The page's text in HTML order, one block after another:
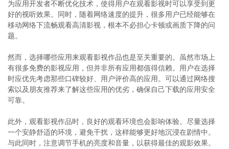
为应用开发者不断优化技术，使得用户在观看影视时可以享受到更
好的视听效果。同时，随着网络速度的提升，很多用户已经能够在
移动网络下流畅观看高清影视，根本不必担心卡顿或画质下降的问
题。
然而，选择哪些应用来观看影视作品也是至关重要的。虽然市场上
有很多免费的影视应用，但并非所有应用都值得信赖。用户在选择
时应优先考虑那些口碑较好、用户评价高的应用。可以通过网络搜
索以及朋友推荐来了解这些应用的优劣，确保自己下载的应用安全
可靠。
此外，观看影视作品时，良好的观看环境也会影响体验。尽量选择
一个安静舒适的环境，避免干扰，这样能够更好地沉浸在剧情中。
与此同时，注意调节手机的亮度和音量，以获得最佳的观影效果。